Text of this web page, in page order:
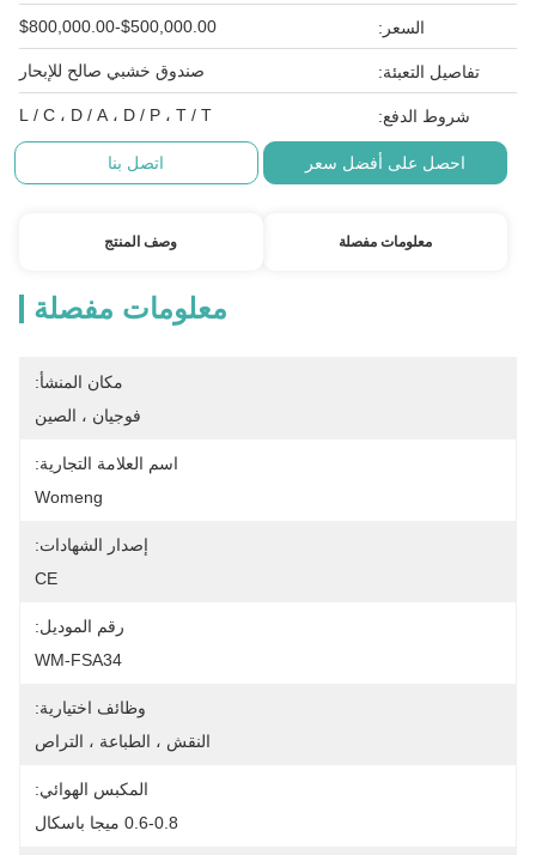
السعر: $500,000.00-$800,000.00
تفاصيل التعبئة: صندوق خشبي صالح للإبحار
شروط الدفع: L / C ، D / A ، D / P ، T / T
احصل على أفضل سعر اتصل بنا
معلومات مفصلة وصف المنتج
معلومات مفصلة
مكان المنشأ:
فوجيان ، الصين
اسم العلامة التجارية:
Womeng
إصدار الشهادات:
CE
رقم الموديل:
WM-FSA34
وظائف اختيارية:
النقش ، الطباعة ، التراص
المكبس الهوائي:
0.6-0.8 ميجا باسكال